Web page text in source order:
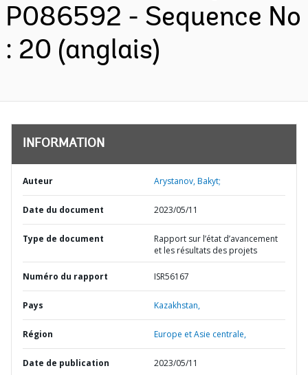
P086592 - Sequence No
: 20 (anglais)
INFORMATION
Auteur Arystanov, Bakyt;
Date du document 2023/05/11
Type de document
Rapport sur l’état d’avancement
et les résultats des projets
Numéro du rapport ISR56167
Pays Kazakhstan,
Région Europe et Asie centrale,
Date de publication 2023/05/11